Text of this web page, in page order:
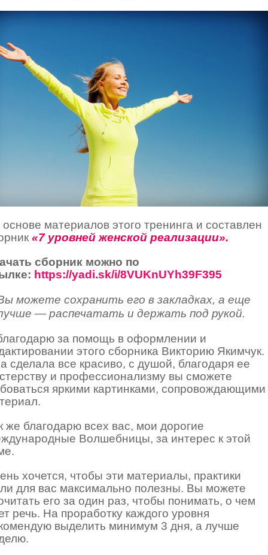
материалов этого тренинга и составлен
«7 уровней женской реализации».
сборник можно по
https://yadi.sk/i/8VUKnUYh39F395
можете сохранить его в закладках, а еще
— распечатать и держать под рукой.
за помощь в оформлении и
этого сборника Викторию Якимчук.
сделала все красиво, с душой, благодаря ее
и профессионализму вы сможете
яркими картинками, сопровождающими
же благодарю всех вас, мои дорогие
Волшебницы, за интерес к этой
хочется, чтобы эти материалы, практики
для вас максимально полезны. Вы можете
его за один раз, чтобы понимать, о чем
речь. На проработку каждого уровня
выделить минимум 3 дня, а лучше